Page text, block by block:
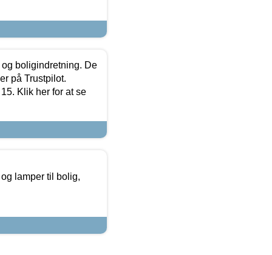
boligindretning. De
på Trustpilot.
Klik her for at se
lamper til bolig,